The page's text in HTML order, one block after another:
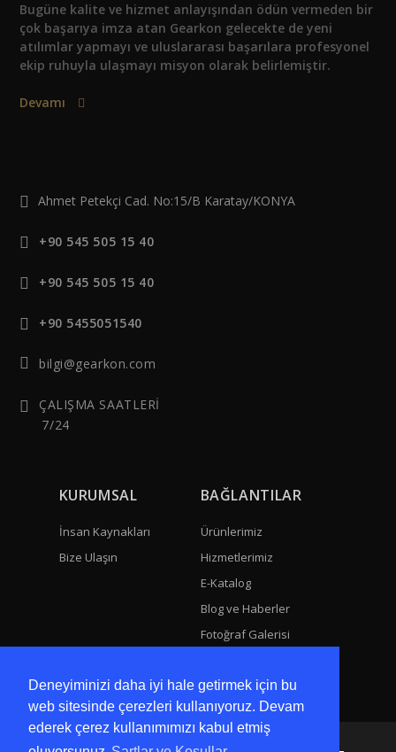
Deneyiminizi daha iyi hale getirmek için bu
web sitesinde çerezleri kullanıyoruz. Devam
ederek çerez kullanımımızı kabul etmiş
Bugüne kalite ve hizmet anlayışından ödün vermeden bir
çok başarıya imza atan Gearkon gelecekte de yeni
atılımlar yapmayı ve uluslararası başarılara profesyonel
ekip ruhuyla ulaşmayı misyon olarak belirlemiştir.
Devamı
Ahmet Petekçi Cad. No:15/B Karatay/KONYA
+90 545 505 15 40
+90 545 505 15 40
+90 5455051540
bilgi@gearkon.com
ÇALIŞMA SAATLERİ
7/24
KURUMSAL
İnsan Kaynakları
Bize Ulaşın
BAĞLANTILAR
Ürünlerimiz
Hizmetlerimiz
E-Katalog
Blog ve Haberler
Fotoğraf Galerisi